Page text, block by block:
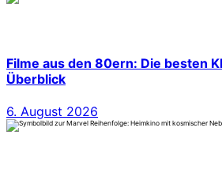
Filme aus den 80ern: Die besten
Überblick
6. August 2026